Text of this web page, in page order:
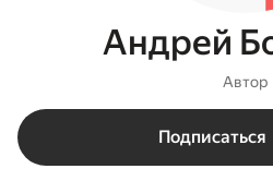
Андрей
Автор
Подписаться